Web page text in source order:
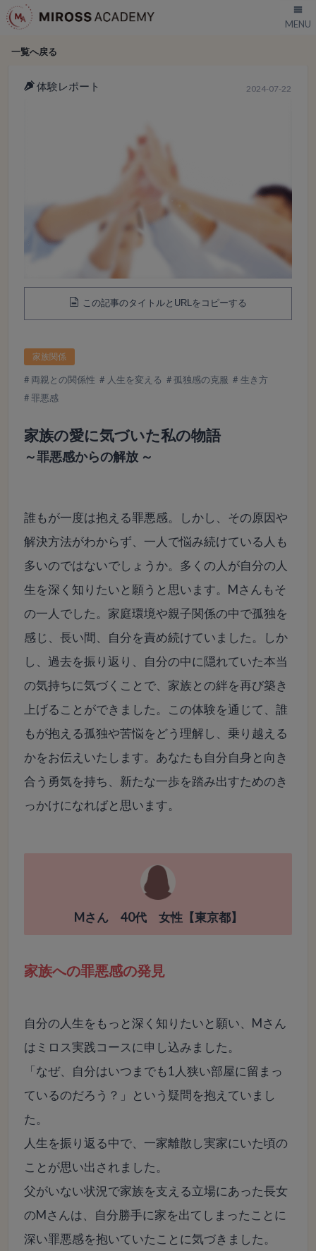
一覧へ戻る
2024-07-22
体験レポート
この記事のタイトルとURLをコピーする
家族関係
両親との関係性 人生を変える 孤独感の克服
生き方
罪悪感
家族の愛に気づいた私の物語
～罪悪感からの解放 ～
誰もが一度は抱える罪悪感。しかし、その原因や
解決方法がわからず、一人で悩み続けている人も
多いのではないでしょうか。多くの人が自分の人
生を深く知りたいと願うと思います。Mさんもそ
の一人でした。家庭環境や親子関係の中で孤独を
感じ、長い間、自分を責め続けていました。しか
し、過去を振り返り、自分の中に隠れていた本当
の気持ちに気づくことで、家族との絆を再び築き
上げることができました。この体験を通じて、誰
もが抱える孤独や苦悩をどう理解し、乗り越える
かをお伝えいたします。あなたも自分自身と向き
合う勇気を持ち、新たな一歩を踏み出すためのき
っかけになればと思います。
Mさん 40代 女性【東京都】
家族への罪悪感の発見
自分の人生をもっと深く知りたいと願い、Mさん
はミロス実践コースに申し込みました。
「なぜ、自分はいつまでも1人狭い部屋に留まっ
ているのだろう？」という疑問を抱えていまし
た。
人生を振り返る中で、一家離散し実家にいた頃の
ことが思い出されました。
父がいない状況で家族を支える立場にあった長女
のMさんは、自分勝手に家を出てしまったことに
深い罪悪感を抱いていたことに気づきました。